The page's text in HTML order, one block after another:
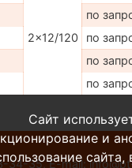
2x12/120
по
по
по
по
34-35,E-mail:
Сайт
и